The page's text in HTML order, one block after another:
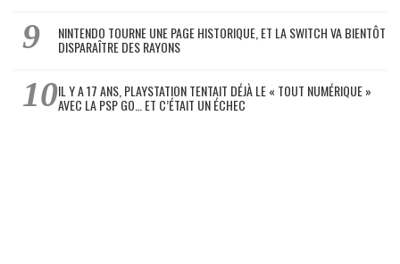
NINTENDO TOURNE UNE PAGE HISTORIQUE, ET LA SWITCH VA BIENTÔT
DISPARAÎTRE DES RAYONS
IL Y A 17 ANS, PLAYSTATION TENTAIT DÉJÀ LE « TOUT NUMÉRIQUE »
AVEC LA PSP GO… ET C’ÉTAIT UN ÉCHEC